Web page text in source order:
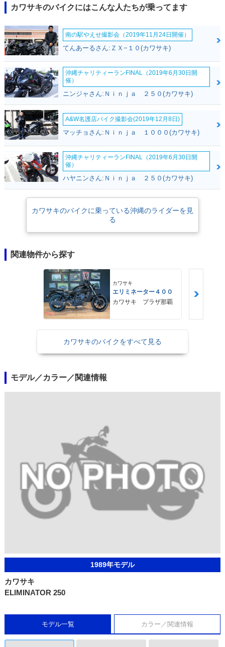
250V（1998-2007年）が存在するが、V型エンジンを搭載。80年代生まれ
の「並列2気筒」エリミネーターとは別系統。※エリミネーターというモ
デル名は、英語のeliminate（＝排除する）から
カワサキのバイクにはこんな人たちが乗ってます
南の駅やえせ撮影会（2019年11月24日開催）
てんあーるさん:ＺＸ−１０(カワサキ)
沖縄チャリティーランFINAL（2019年6月30日開
催）
ニンジャさん:Ｎｉｎｊａ ２５０(カワサキ)
A&W名護店バイク撮影会(2019年12月8日)
マッチョさん:Ｎｉｎｊａ １０００(カワサキ)
沖縄チャリティーランFINAL（2019年6月30日開
催）
ハヤニンさん:Ｎｉｎｊａ ２５０(カワサキ)
カワサキのバイクに乗っている沖縄のライダーを見
る
関連物件から探す
カワサキ
エリミネーター４００
カワサキ プラザ那覇
カワサキのバイクをすべて見る
モデル／カラー／関連情報
1989年モデル
カワサキ
ELIMINATOR 250
モデル一覧 カラー／関連情報